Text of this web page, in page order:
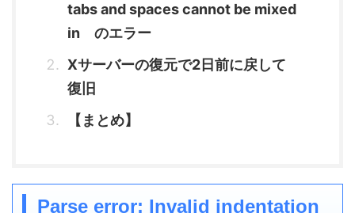
tabs and spaces cannot be mixed
in のエラー
Xサーバーの復元で2日前に戻して
復旧
【まとめ】
Parse error: Invalid indentation